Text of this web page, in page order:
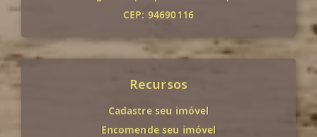
CEP: 94690116
Recursos
Cadastre seu imóvel
Encomende seu imóvel